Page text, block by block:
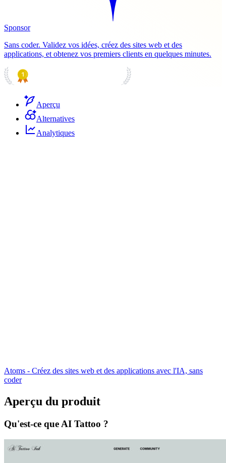
Sponsor
Sans coder. Validez vos idées, créez des sites web et des
applications, et obtenez vos premiers clients en quelques minutes.
Aperçu
Alternatives
Analytiques
Atoms - Créez des sites web et des applications avec l'IA, sans
coder
Aperçu du produit
Qu'est-ce que AI Tattoo ?